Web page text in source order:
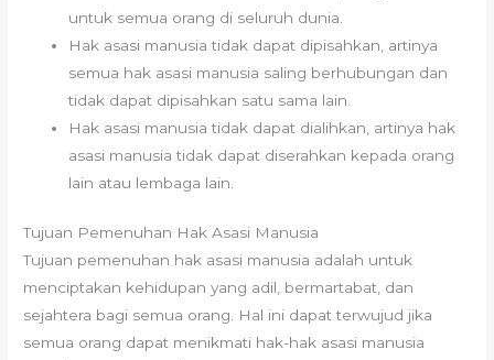
untuk semua orang di seluruh dunia.
Hak asasi manusia tidak dapat dipisahkan, artinya
semua hak asasi manusia saling berhubungan dan
tidak dapat dipisahkan satu sama lain.
Hak asasi manusia tidak dapat dialihkan, artinya hak
asasi manusia tidak dapat diserahkan kepada orang
lain atau lembaga lain.
Tujuan Pemenuhan Hak Asasi Manusia
Tujuan pemenuhan hak asasi manusia adalah untuk
menciptakan kehidupan yang adil, bermartabat, dan
sejahtera bagi semua orang. Hal ini dapat terwujud jika
semua orang dapat menikmati hak-hak asasi manusia